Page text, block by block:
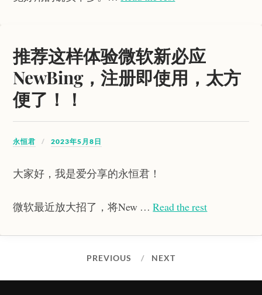
推荐这样体验微软新必应
NewBing，注册即使用，太方
便了！！
永恒君 2023年5月8日
大家好，我是爱分享的永恒君！
微软最近放大招了，将New …Read the rest
PREVIOUS NEXT